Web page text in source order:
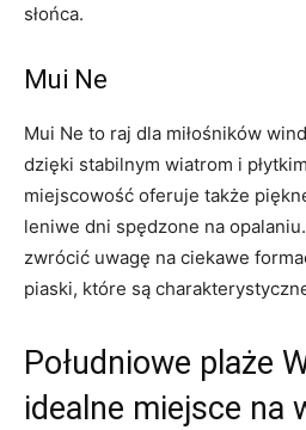
słońca.
Mui Ne
Mui Ne to raj dla miłośników
dzięki stabilnym wiatrom i
miejscowość ​oferuje także
leniwe dni spędzone na
zwrócić uwagę na ciekawe
piaski, które są
Południowe plaże
idealne miejsce na